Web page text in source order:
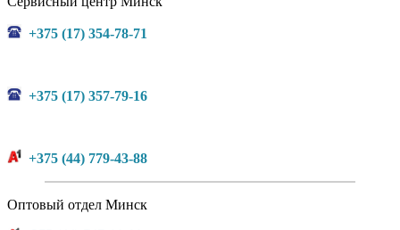
+375 (17) 354-78-71
+375 (17) 357-79-16
+375 (44) 779-43-88
Оптовый отдел Минск